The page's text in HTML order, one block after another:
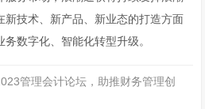
新技术、新产品、新业态的打造方面
数字化、智能化转型升级。
管理会计论坛，助推财务管理创